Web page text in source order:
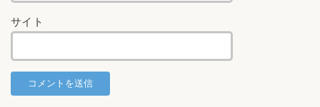
サイト